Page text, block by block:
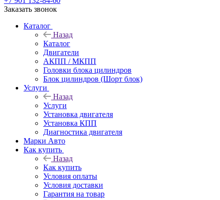
Заказать звонок
Каталог
Назад
Каталог
Двигатели
АКПП / МКПП
Головки блока цилиндров
Блок цилиндров (Шорт блок)
Услуги
Назад
Услуги
Установка двигателя
Установка КПП
Диагностика двигателя
Марки Авто
Как купить
Назад
Как купить
Условия оплаты
Условия доставки
Гарантия на товар